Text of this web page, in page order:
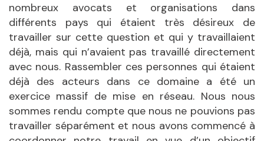
nombreux avocats et organisations dans
différents pays qui étaient très désireux de
travailler sur cette question et qui y travaillaient
déjà, mais qui n’avaient pas travaillé directement
avec nous. Rassembler ces personnes qui étaient
déjà des acteurs dans ce domaine a été un
exercice massif de mise en réseau. Nous nous
sommes rendu compte que nous ne pouvions pas
travailler séparément et nous avons commencé à